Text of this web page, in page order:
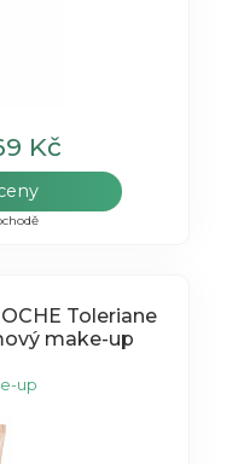
Kč
make-up
up